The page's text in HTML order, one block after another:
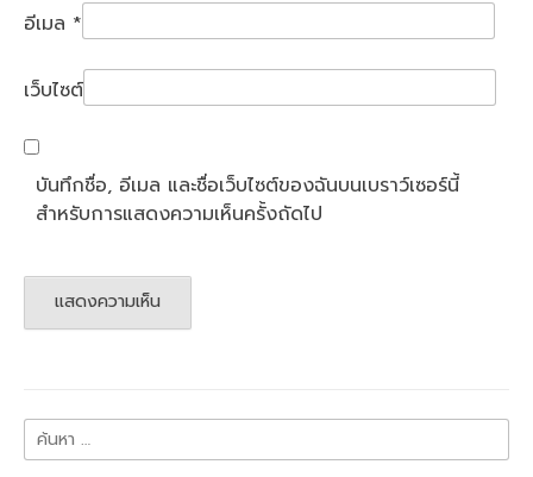
อีเมล *
เว็บไซต์
บันทึกชื่อ, อีเมล และชื่อเว็บไซต์ของฉันบนเบราว์เซอร์นี้
สำหรับการแสดงความเห็นครั้งถัดไป
ค้นหา
สำหรับ: